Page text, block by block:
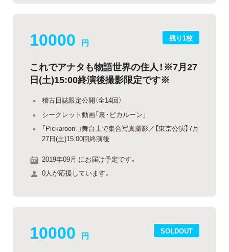
残り1枚
10000 円
これでアナタも物語世界の住人！※7月27
日(土)15:00終演後撮影限定です※
稽古日誌限定公開（全14回）
シークレット動画「裏・ピカルーン」
「Pickaroon！」舞台上で集合写真撮影／【東京公演】7月
27日(土)15:00回終演後
2019年09月 にお届け予定です。
0人が応援しています。
SOLDOUT
10000 円